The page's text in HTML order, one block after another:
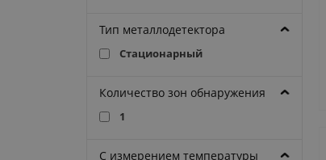
Тип металлодетектора
Стационарный
Количество зон обнаружения
1
С измерением температуры